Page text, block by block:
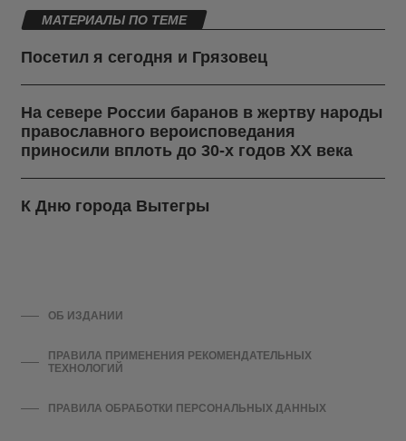
МАТЕРИАЛЫ ПО ТЕМЕ
Посетил я сегодня и Грязовец
На севере России баранов в жертву народы
православного вероисповедания
приносили вплоть до 30-х годов ХХ века
К Дню города Вытегры
ОБ ИЗДАНИИ
ПРАВИЛА ПРИМЕНЕНИЯ РЕКОМЕНДАТЕЛЬНЫХ
ТЕХНОЛОГИЙ
ПРАВИЛА ОБРАБОТКИ ПЕРСОНАЛЬНЫХ ДАННЫХ